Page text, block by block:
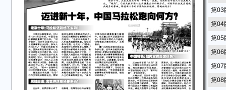
第03
第04
第05
第06
第07
第08